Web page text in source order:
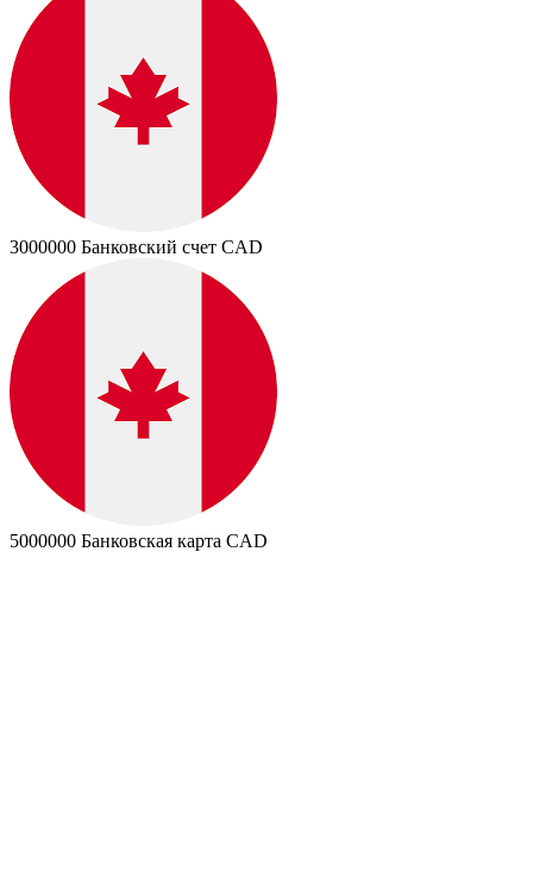
3000000 Банковский счет CAD
5000000 Банковская карта CAD